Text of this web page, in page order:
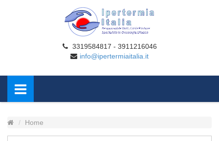
3319584817 - 3911216046
info@ipertermiaitalia.it
Home